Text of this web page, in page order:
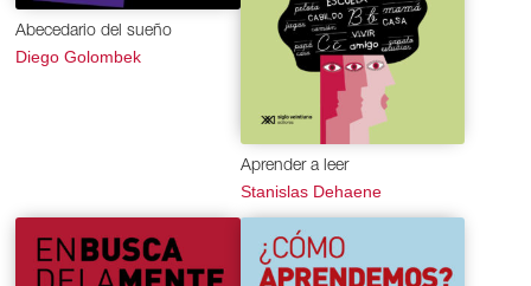
Abecedario del sueño
Diego Golombek
Aprender a leer
Stanislas Dehaene